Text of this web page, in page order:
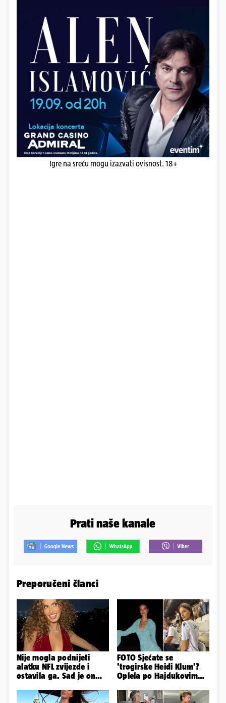
Igre na sreću mogu izazvati ovisnost. 18+
Prati naše kanale
Preporučeni članci
Nije mogla podnijeti
alatku NFL zvijezde i
ostavila ga. Sad je on
limenke...'
FOTO Sjećate se
'trogirske Heidi Klum'?
Oplela po Hajdukovim
Sramota'